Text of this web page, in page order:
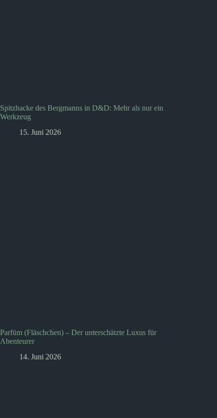
Spitzhacke des Bergmanns in D&D: Mehr als nur ein
Werkzeug
15. Juni 2026
Parfüm (Fläschchen) – Der unterschätzte Luxus für
Abenteurer
14. Juni 2026